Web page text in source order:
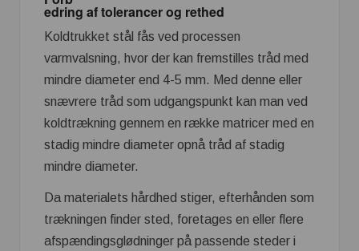
edring af tolerancer og rethed
Koldtrukket stål fås ved processen
varmvalsning, hvor der kan fremstilles tråd med
mindre diameter end 4-5 mm. Med denne eller
snævrere tråd som udgangspunkt kan man ved
koldtrækning gennem en række matricer med en
stadig mindre diameter opnå tråd af stadig
mindre diameter.
Da materialets hårdhed stiger, efterhånden som
trækningen finder sted, foretages en eller flere
afspændingsglødninger på passende steder i